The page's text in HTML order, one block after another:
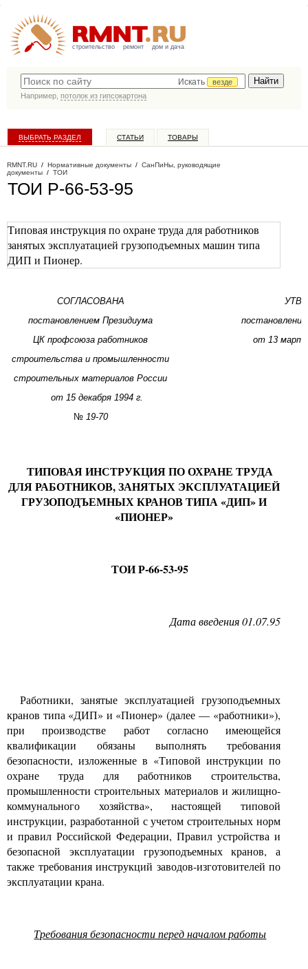
строительство ремонт дом и дача
Искать
везде
Например, потолок из гипсокартона
ВЫБРАТЬ РАЗДЕЛ СТАТЬИ ТОВАРЫ
RMNT.RU / Нормативные документы / СанПиНы, руководящие
документы / ТОИ
ТОИ Р-66-53-95
Типовая инструкция по охране труда для работников
занятых эксплуатацией грузоподъемных машин типа
ДИП и Пионер.
СОГЛАСОВАНА
постановлением Президиума
ЦК профсоюза работников
строительства и промышленности
строительных материалов России
от15декабря 1994г.
№ 19-70
от 13
ТИПОВАЯ ИНСТРУКЦИЯ ПО ОХРАНЕ ТРУДА
ДЛЯ РАБОТНИКОВ, ЗАНЯТЫХ ЭКСПЛУАТАЦИЕЙ
ГРУЗОПОДЪЕМНЫХ КРАНОВ ТИПА «ДИП» И
«ПИОНЕР»
ТОИ Р-66-53-95
Дата введения01.07.95
Работники, занятые эксплуатацией грузоподъемных
кранов типа «ДИП» и «Пионер» (далее— «работники»),
при производстве работ согласно имеющейся
квалификации обязаны выполнять требования
безопасности, изложенные в «Типовой инструкции по
охране труда для работников строительства,
промышленности строительных материалов и жилищно-
коммунального хозяйства», настоящей типовой
инструкции, разработанной с учетом строительных норм
и правил Российской Федерации, Правил устройства и
безопасной эксплуатации грузоподъемных кранов, а
также требования инструкций заводов-изготовителей по
эксплуатации крана.
Требования безопасности перед началом работы